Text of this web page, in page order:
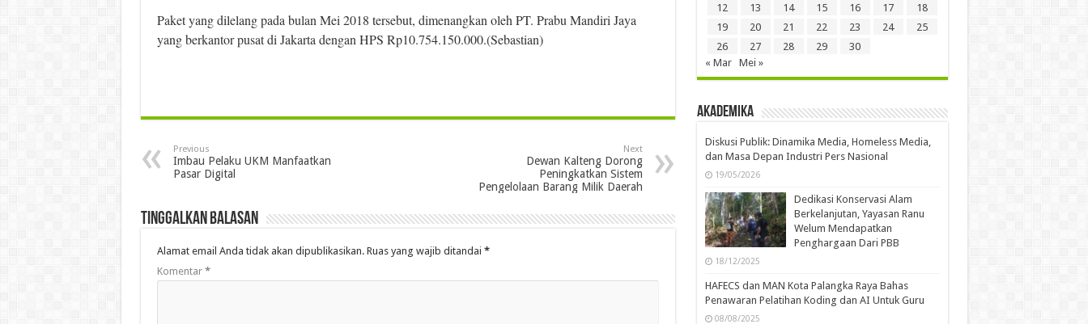
Paket yang dilelang pada bulan Mei 2018 tersebut, dimenangkan oleh PT. Prabu Mandiri Jaya
yang berkantor pusat di Jakarta dengan HPS Rp10.754.150.000.(Sebastian)
Previous
Imbau Pelaku UKM Manfaatkan
Pasar Digital
Next
Dewan Kalteng Dorong
Peningkatkan Sistem
Pengelolaan Barang Milik Daerah
Tinggalkan Balasan
Alamat email Anda tidak akan dipublikasikan. Ruas yang wajib ditandai *
Komentar *
12
13 14 15 16 17
18
19
20 21 22 23 24
25
26
27 28 29
30
« Mar
Mei »
Akademika
Diskusi Publik: Dinamika Media, Homeless Media,
dan Masa Depan Industri Pers Nasional
19/05/2026
Dedikasi Konservasi Alam
Berkelanjutan, Yayasan Ranu
Welum Mendapatkan
Penghargaan Dari PBB
18/12/2025
HAFECS dan MAN Kota Palangka Raya Bahas
Penawaran Pelatihan Koding dan AI Untuk Guru
08/08/2025